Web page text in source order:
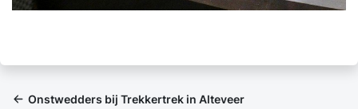
Onstwedders bij Trekkertrek in Alteveer